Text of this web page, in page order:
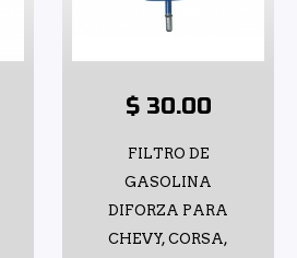
$ 30.00
FILTRO DE
GASOLINA
DIFORZA PARA
CHEVY, CORSA,